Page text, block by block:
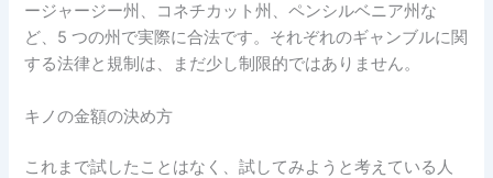
ージャージー州、コネチカット州、ペンシルベニア州な
ど、5 つの州で実際に合法です。それぞれのギャンブルに関
する法律と規制は、まだ少し制限的ではありません。
キノの金額の決め方
これまで試したことはなく、試してみようと考えている人